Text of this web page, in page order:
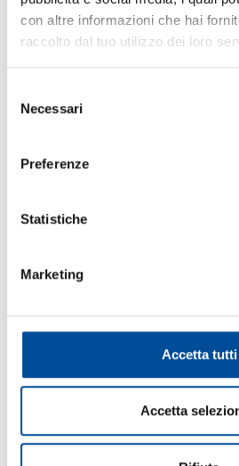
con altre informazioni che hai
raccolto dal tuo utilizzo dei loro
delNecessari
Preferenze
Statistiche
Marketing
Accetta tutti
Accetta
LAVORO